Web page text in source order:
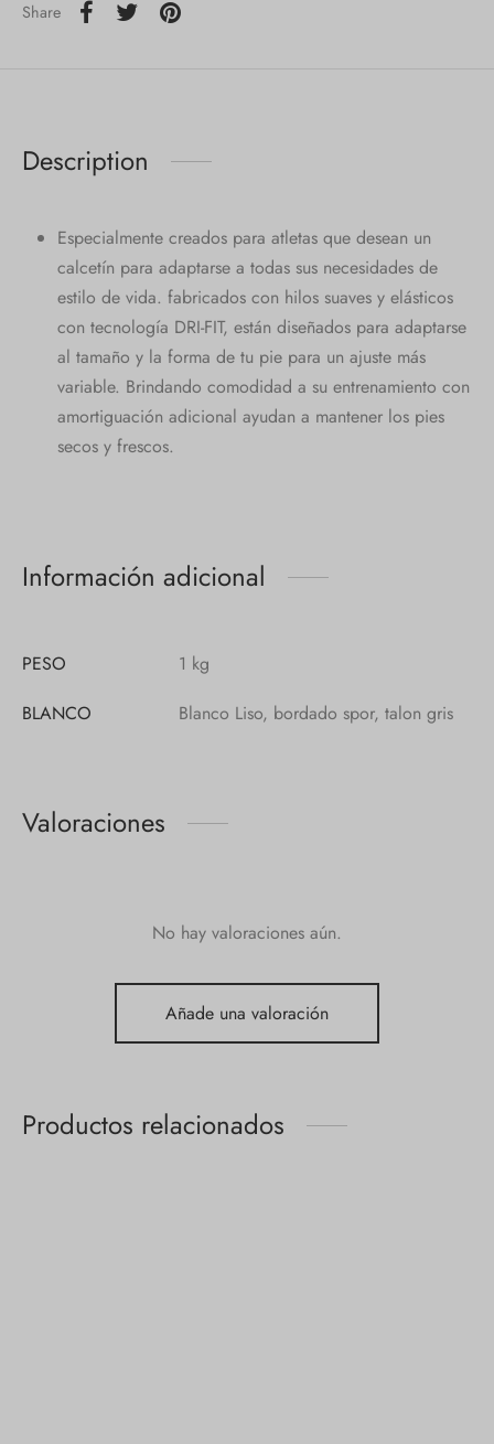
Share
Description
Especialmente creados para atletas que desean un
calcetín para adaptarse a todas sus necesidades de
estilo de vida. fabricados con hilos suaves y elásticos
con tecnología DRI-FIT, están diseñados para adaptarse
al tamaño y la forma de tu pie para un ajuste más
variable. Brindando comodidad a su entrenamiento con
amortiguación adicional ayudan a mantener los pies
secos y frescos.
Información adicional
PESO
1 kg
BLANCO
Blanco Liso, bordado spor, talon gris
Valoraciones
No hay valoraciones aún.
Añade una valoración
Productos relacionados